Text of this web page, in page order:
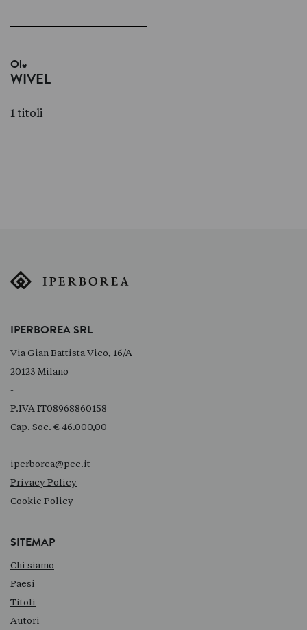
Ole
WIVEL
1 titoli
IPERBOREA SRL
Via Gian Battista Vico, 16/A
20123 Milano
-
P.IVA IT08968860158
Cap. Soc. € 46.000,00
iperborea@pec.it
Privacy Policy
Cookie Policy
SITEMAP
Chi siamo
Paesi
Titoli
Autori